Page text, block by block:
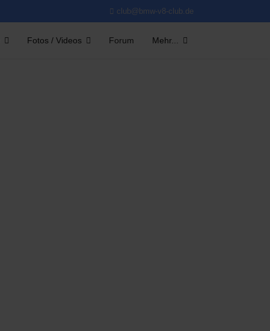
club@bmw-v8-club.de
Fotos / Videos Forum Mehr...